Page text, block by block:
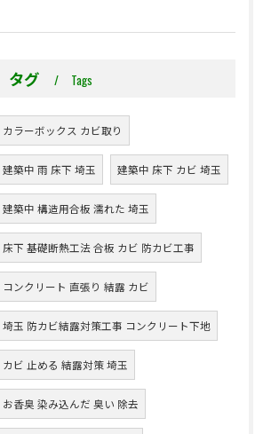
タグ Tags
カラーボックス カビ取り
建築中 雨 床下 埼玉 建築中 床下 カビ 埼玉
建築中 構造用合板 濡れた 埼玉
床下 基礎断熱工法 合板 カビ 防カビ工事
コンクリート 直張り 結露 カビ
埼玉 防カビ結露対策工事 コンクリート下地
カビ 止める 結露対策 埼玉
お香臭 染み込んだ 臭い 除去